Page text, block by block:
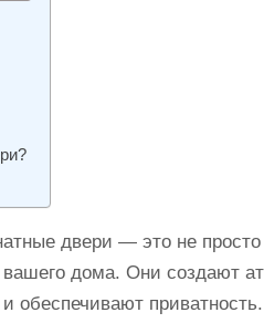
двери — это не
вашего дома. Они создают
обеспечивают